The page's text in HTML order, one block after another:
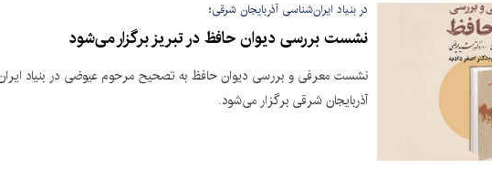
در بنیاد ایران‌شناسی آذربایجان شرقی؛
نشست بررسی دیوان حافظ در تبریز برگزار می‌شود
نشست معرفی و بررسی دیوان حافظ به تصحیح مرحوم عیوضی در بنیاد
آذربایجان شرقی برگزار می‌شود.